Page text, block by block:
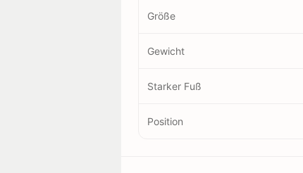
Größe
Gewicht
Starker Fuß
Position